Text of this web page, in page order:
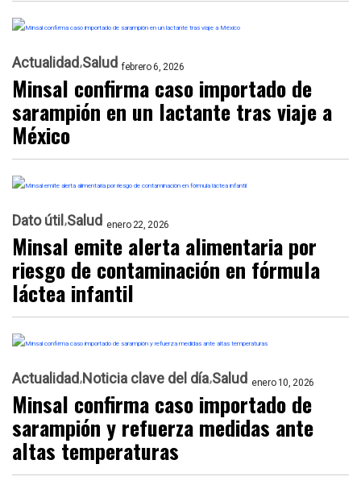
Actualidad Salud febrero 6, 2026
Minsal confirma caso importado de
sarampión en un lactante tras viaje a
México
Dato útil Salud enero 22, 2026
Minsal emite alerta alimentaria por
riesgo de contaminación en fórmula
láctea infantil
Actualidad Noticia clave del día Salud enero 10, 2026
Minsal confirma caso importado de
sarampión y refuerza medidas ante
altas temperaturas